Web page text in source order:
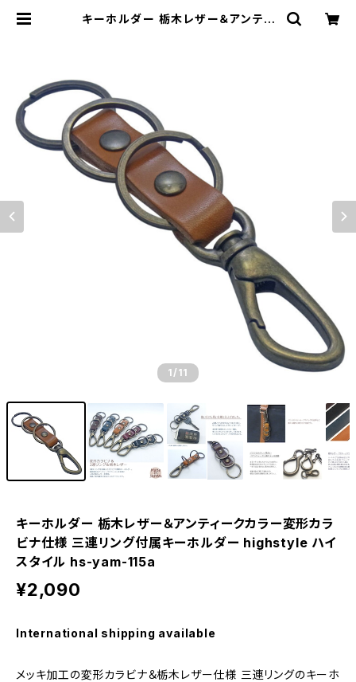
キーホルダー 栃木レザー＆アンティ
1 /11
キーホルダー 栃木レザー＆アンティークカラー変形カラ
ビナ仕様 三連リング付属キーホルダー highstyle ハイ
スタイル hs-yam-115a
¥2,090
International shipping available
メッキ加工の変形カラビナ＆栃木レザー仕様 三連リングのキーホ